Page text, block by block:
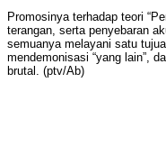
Promosinya terhadap teori
terangan, serta penyebaran
semuanya melayani satu
mendemonisasi “yang lain”,
brutal. (ptv/Ab)